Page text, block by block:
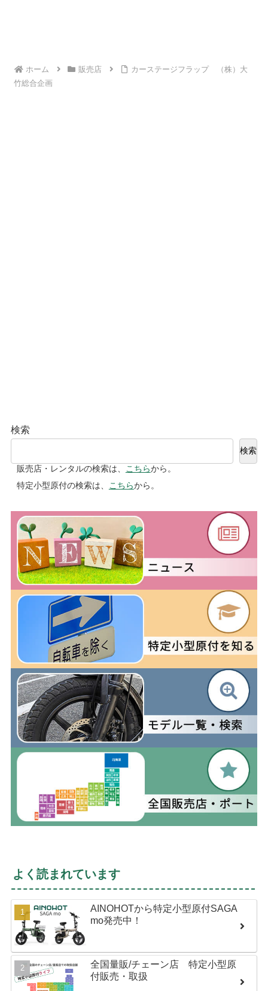
ホーム 販売店
カーステージフラップ （株）大
竹総合企画
検索
検索
販売店・レンタルの検索は、
こちらから。
特定小型原付の検索は、
こちらから。
よく読まれています
AINOHOTから特定小型原付SAGA
mo発売中！
全国量販/チェーン店 特定小型原
付販売・取扱